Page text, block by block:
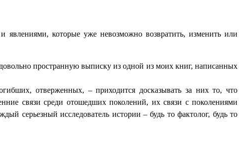
которые уже невозможно возвратить, изменить или
пространную выписку из одной из моих книг, написанных
отверженных, – приходится досказывать за них то, что
связи среди отошедших поколений, их связи с поколениями
серьезный исследователь истории – будь то фактолог, будь то